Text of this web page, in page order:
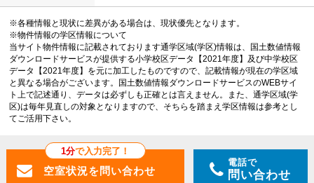
※各種情報と現状に差異がある場合は、現状優先となります。
※物件情報の学区情報について
当サイト物件情報に記載されております通学区域(学区)情報は、国土数値情報
ダウンロードサービスが提供する小学校区データ【2021年度】及び中学校区
データ【2021年度】を元に加工したものですので、記載情報が現在の学区域
と異なる場合がございます。国土数値情報ダウンロードサービスのWEBサイ
ト上で記述通り、データは必ずしも正確とは言えません。また、通学区域(学
区)は毎年見直しの対象となりますので、そちらを踏まえ学区情報は参考とし
てご活用下さい。
1分で入力完了！
電話で
問い合わせ